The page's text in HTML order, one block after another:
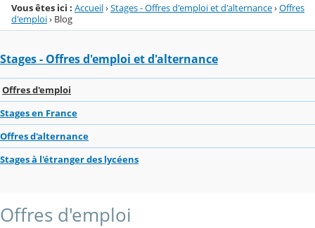
Vous êtes ici : Accueil›Stages - Offres d'emploi et d'alternance›Offres
d'emploi› Blog
Stages - Offres d'emploi et d'alternance
Offres d'emploi
Stages en France
Offres d'alternance
Stages à l'étranger des lycéens
Offres d'emploi